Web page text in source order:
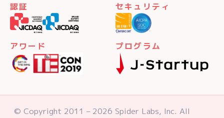
認証 セキュリティ
アワード プログラム
© Copyright 2011 – 2026 Spider Labs, Inc. All